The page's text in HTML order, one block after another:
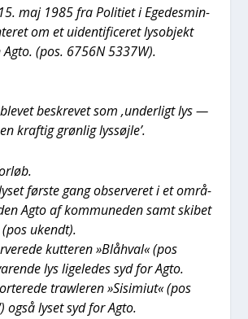
maj 1985 fra Poli­ti­et i Ege­des­min­
om et uiden­ti­fi­ce­ret lysob­jekt
(pos. 6756N 5337W).
beskre­vet som ‚under­ligt lys —
kraf­tig grøn­lig lys­søj­le’.
før­ste gang obser­ve­ret i et områ­
Agto af kom­mu­ne­den samt ski­bet
ukendt).
kut­te­ren »Blå­hval« (pos
lys lige­le­des syd for Agto.
traw­le­ren »Sisi­mi­ut« (pos
også lyset syd for Agto.